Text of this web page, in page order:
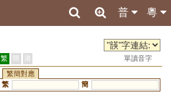
粵
普
繁 簡 港
單讀音字
繁簡對應
繁
簡